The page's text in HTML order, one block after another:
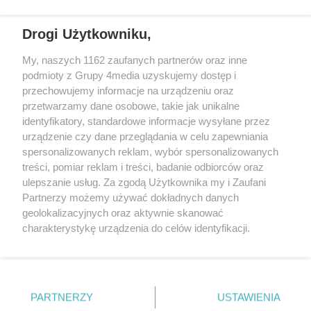
Śrem, Jarocin, Gniezno, Ostrów Wlkp.).
Kontakt Reklama Patronat
Dane firmowe
Regulamin serwisu i ogłoszeń drobnych
Regulamin konkursów
Polityka prywatności
Przetwarzanie danych osobowych
Zapisz się do newslettera
Dołącz do grona ludzi najlepiej poinformowanych!
Zapisz się »
Drogi Użytkowniku,
My, naszych 1162 zaufanych partnerów oraz inne
podmioty z Grupy 4media uzyskujemy dostęp i
przechowujemy informacje na urządzeniu oraz
przetwarzamy dane osobowe, takie jak unikalne
identyfikatory, standardowe informacje wysyłane przez
urządzenie czy dane przeglądania w celu zapewniania
spersonalizowanych reklam, wybór spersonalizowanych
treści, pomiar reklam i treści, badanie odbiorców oraz
ulepszanie usług. Za zgodą Użytkownika my i Zaufani
Partnerzy możemy używać dokładnych danych
geolokalizacyjnych oraz aktywnie skanować
charakterystykę urządzenia do celów identyfikacji.
zmienić/wycofać klikając przycisk ustawień prywatności
znajdujący się w lewym dolnym rogu strony
. Niektóre
PARTNERZY USTAWIENIA